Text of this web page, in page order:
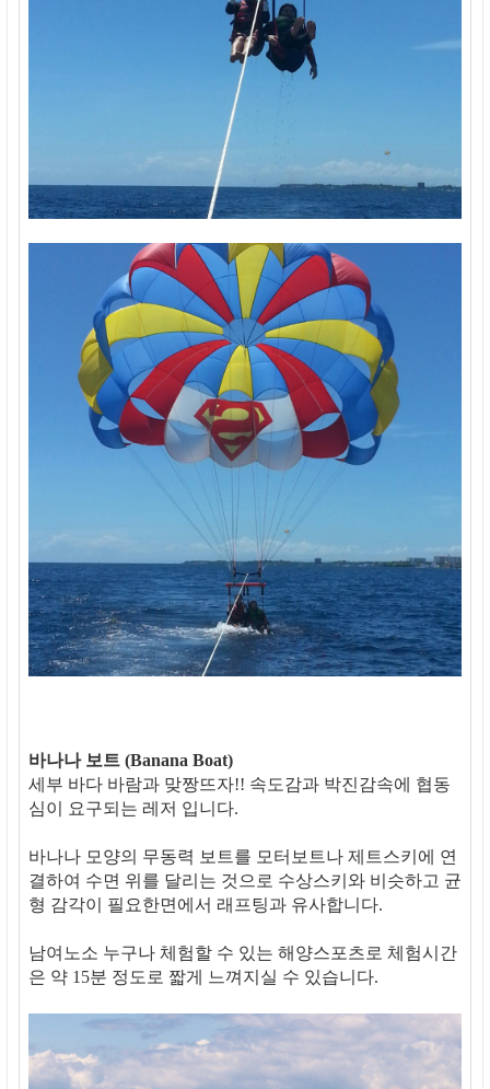
바나나 보트 (Banana Boat)
세부 바다 바람과 맞짱뜨자!! 속도감과 박진감속에 협동
심이 요구되는 레저 입니다.
바나나 모양의 무동력 보트를 모터보트나 제트스키에 연
결하여 수면 위를 달리는 것으로 수상스키와 비슷하고 균
형 감각이 필요한면에서 래프팅과 유사합니다.
남여노소 누구나 체험할 수 있는 해양스포츠로 체험시간
은 약 15분 정도로 짧게 느껴지실 수 있습니다.